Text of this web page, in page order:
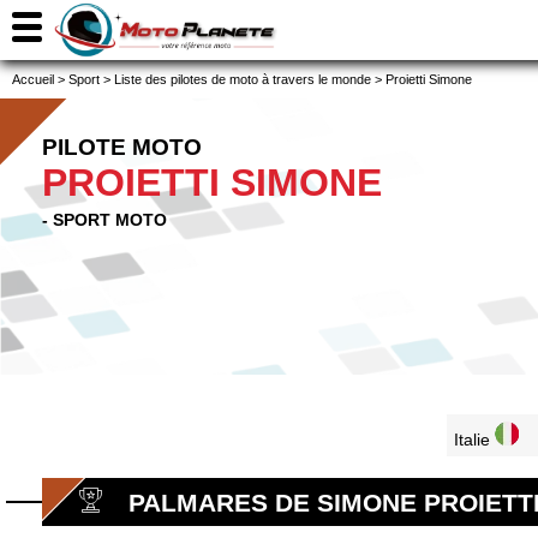
Accueil > Sport > Liste des pilotes de moto à travers le monde > Proietti Simone
PILOTE MOTO
PROIETTI SIMONE
- SPORT MOTO
Italie
PALMARES DE SIMONE